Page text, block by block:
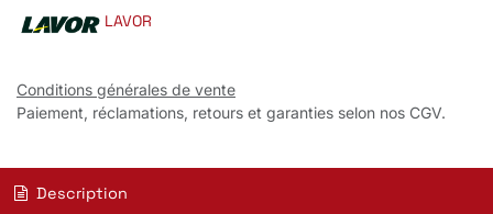
LAVOR
Conditions générales de vente
Paiement, réclamations, retours et garanties selon nos CGV.
Description